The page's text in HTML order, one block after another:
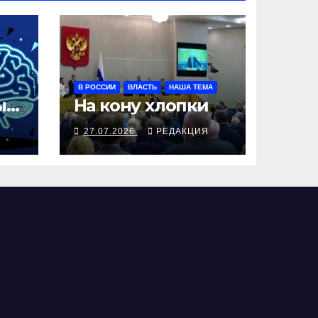
В РОССИИ ВЛАСТЬ НАША ТЕМА
На кону хлопки
27.07.2026 РЕДАКЦИЯ